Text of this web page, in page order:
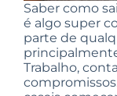
Saber como
é algo super
parte de
Trabalho,